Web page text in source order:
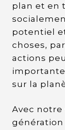
plan et en
potentiel
choses,
actions
sur la
Avec notre
génération